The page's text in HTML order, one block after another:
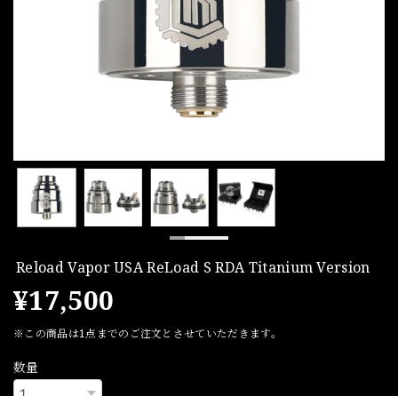
Reload Vapor USA ReLoad S RDA Titanium Version
¥17,500
※この商品は1点までのご注文とさせていただきます。
数量